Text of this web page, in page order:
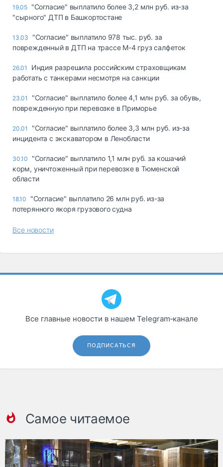
19.05 "Согласие" выплатило более 3,2 млн руб. из-за
"сырного" ДТП в Башкортостане
13.03
"Согласие" выплатило 978 тыс. руб. за
поврежденный в ДТП на трассе М-4 груз салфеток
26.01
Индия разрешила российским страховщикам
работать с танкерами несмотря на санкции
23.01
"Согласие" выплатило более 4,1 млн руб. за обувь,
поврежденную при перевозке в Приморье
20.01
"Согласие" выплатило более 3,3 млн руб. из-за
инцидента с экскаватором в Ленобласти
30.10
"Согласие" выплатило 1,1 млн руб. за кошачий
корм, уничтоженный при перевозке в Тюменской
области
18.10
"Согласие" выплатило 26 млн руб. из-за
потерянного якоря грузового судна
Все новости
Все главные новости в нашем Telegram‑канале
ПОДПИСАТЬСЯ
Самое читаемое